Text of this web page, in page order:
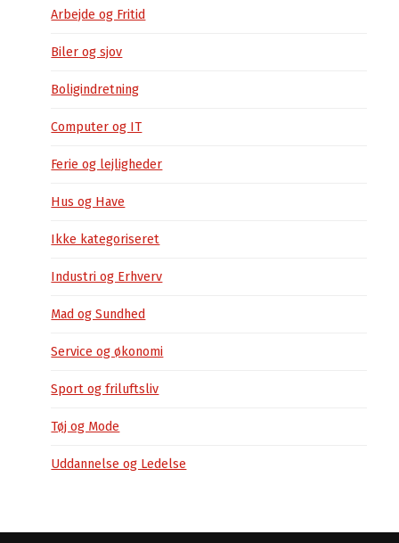
Arbejde og Fritid
Biler og sjov
Boligindretning
Computer og IT
Ferie og lejligheder
Hus og Have
Ikke kategoriseret
Industri og Erhverv
Mad og Sundhed
Service og økonomi
Sport og friluftsliv
Tøj og Mode
Uddannelse og Ledelse